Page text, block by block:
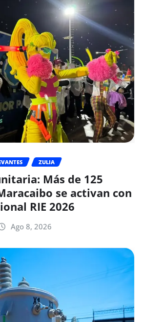
ZULIA
Más de 125
se activan con
RIE 2026
Ago 8, 2026